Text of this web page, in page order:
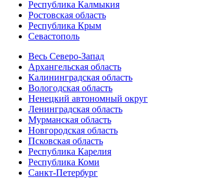
Республика Калмыкия
Ростовская область
Республика Крым
Севастополь
Весь Северо-Запад
Архангельская область
Калининградская область
Вологодская область
Ненецкий автономный округ
Ленинградская область
Мурманская область
Новгородская область
Псковская область
Республика Карелия
Республика Коми
Санкт-Петербург